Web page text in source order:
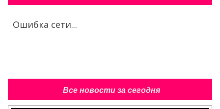
Ошибка сети...
Все новости за сегодня